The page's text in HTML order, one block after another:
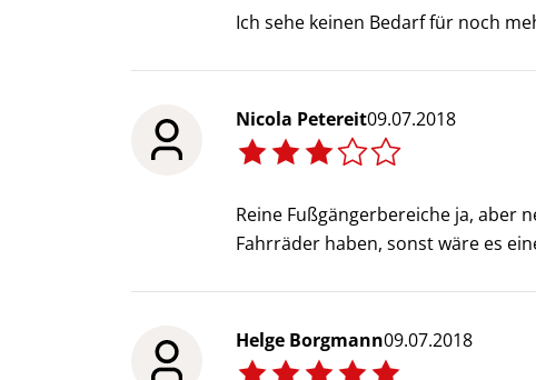
Ich sehe keinen Bedarf für noch
Nicola Petereit09.07.2018
Reine Fußgängerbereiche ja, aber
Fahrräder haben, sonst wäre es
Helge Borgmann09.07.2018